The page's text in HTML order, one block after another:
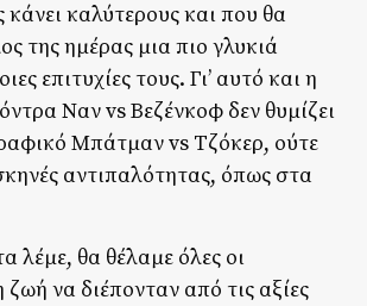
κάνει καλύτερους και που θα
της ημέρας μια πιο γλυκιά
επιτυχίες τους. Γι’ αυτό και η
Ναν vs Βεζένκοφ δεν θυμίζει
Μπάτμαν vs Τζόκερ, ούτε
αντιπαλότητας, όπως στα
λέμε, θα θέλαμε όλες οι
ζωή να διέπονταν από τις αξίες